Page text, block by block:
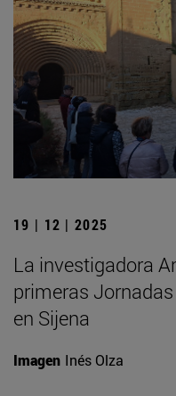
19 | 12 | 2025
La investigadora
primeras
en Sijena
Imagen Inés Olza